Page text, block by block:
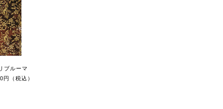
ブルーマ
（税込）